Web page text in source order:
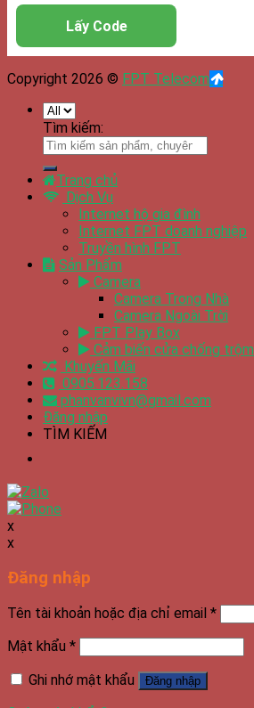
Lấy Code
Copyright 2026 © FPT Telecom
Tìm kiếm:
Trang chủ
Dịch Vụ
Internet hộ gia đình
Internet FPT doanh nghiệp
Truyền hình FPT
Sản Phẩm
Camera
Camera Trong Nhà
Camera Ngoài Trời
FPT Play Box
Cảm biến cửa chống trộm
Khuyến Mãi
0905.123.158
phanvanvivn@gmail.com
Đăng nhập
TÌM KIẾM
x
x
Đăng nhập
Tên tài khoản hoặc địa chỉ email *
Mật khẩu *
Ghi nhớ mật khẩu
Đăng nhập